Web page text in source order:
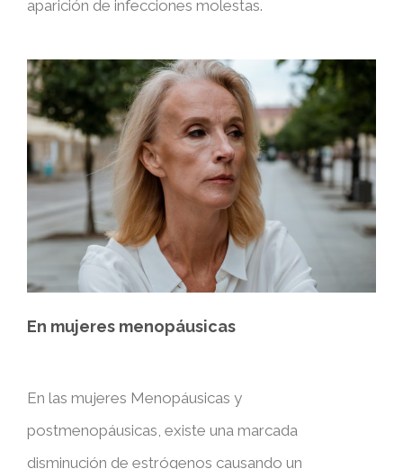
aparición de infecciones molestas.
En mujeres menopáusicas
En las mujeres Menopáusicas y
postmenopáusicas, existe una marcada
disminución de estrógenos causando un